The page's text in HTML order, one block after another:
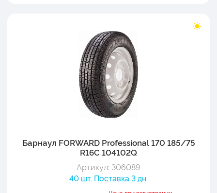
Барнаул FORWARD Professional 170 185/75
R16C 104102Q
Артикул: 306089
40 шт. Поставка 3 дн.